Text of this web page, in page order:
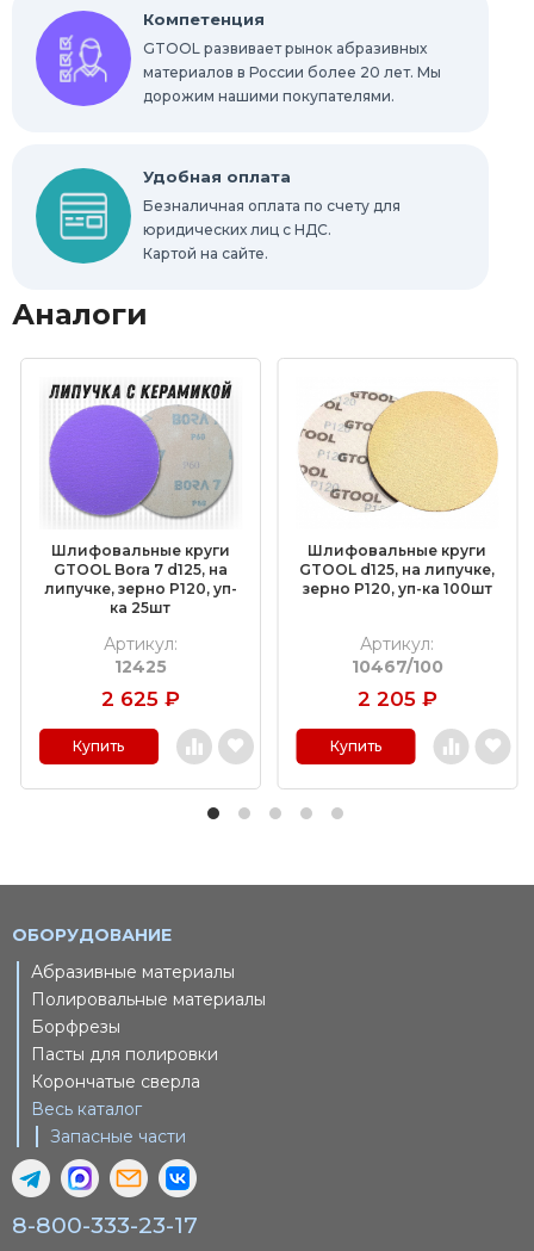
Компетенция
GTOOL развивает рынок абразивных
материалов в России более 20 лет. Мы
дорожим нашими покупателями.
Удобная оплата
Безналичная оплата по счету для
юридических лиц с НДС.
Картой на сайте.
Аналоги
Шлифовальные круги
GTOOL Bora 7 d125, на
липучке, зерно P120, уп-
ка 25шт
Артикул:
12425
2 625 ₽
Купить
Шлифовальные круги
GTOOL d125, на липучке,
зерно P120, уп-ка 100шт
Артикул:
10467/100
2 205 ₽
Купить
ОБОРУДОВАНИЕ
Абразивные материалы
Полировальные материалы
Борфрезы
Пасты для полировки
Корончатые сверла
Весь каталог
Запасные части
8-800-333-23-17